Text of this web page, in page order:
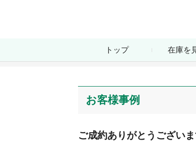
トップ 在庫を
お客様事例
ご成約ありがとうござい